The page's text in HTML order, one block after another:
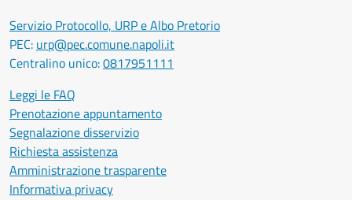
Servizio Protocollo, URP e Albo Pretorio
PEC: urp@pec.comune.napoli.it
Centralino unico:0817951111
Leggi le FAQ
Prenotazione appuntamento
Segnalazione disservizio
Richiesta assistenza
Amministrazione trasparente
Informativa privacy